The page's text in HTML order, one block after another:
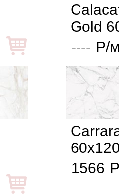
Gold
---- Р/
1566